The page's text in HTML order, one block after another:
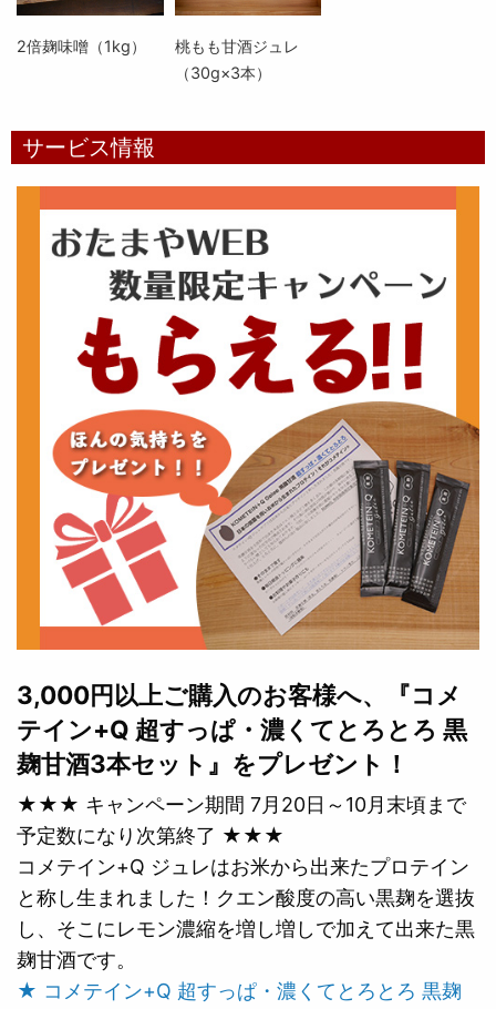
2倍麹味噌（1kg）
桃もも甘酒ジュレ
（30g×3本）
サービス情報
3,000円以上ご購入のお客様へ、『コメ
テイン+Q 超すっぱ・濃くてとろとろ 黒
麹甘酒3本セット』をプレゼント！
★★★ キャンペーン期間 7月20日～10月末頃まで
予定数になり次第終了 ★★★
コメテイン+Q ジュレはお米から出来たプロテイン
と称し生まれました！クエン酸度の高い黒麹を選抜
し、そこにレモン濃縮を増し増しで加えて出来た黒
麹甘酒です。
★ コメテイン+Q 超すっぱ・濃くてとろとろ 黒麹